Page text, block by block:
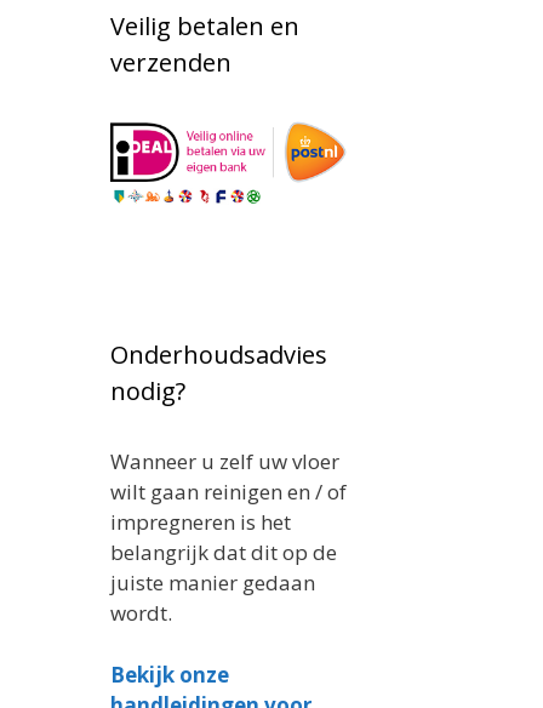
Veilig betalen en
verzenden
Onderhoudsadvies
nodig?
Wanneer u zelf uw vloer
wilt gaan reinigen en / of
impregneren is het
belangrijk dat dit op de
juiste manier gedaan
wordt.
Bekijk onze